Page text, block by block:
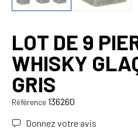
LOT DE 9
WHISKY
GRIS
Référence136260
Donnez votre avis